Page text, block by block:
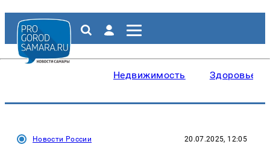
Недвижимость Здоровье
Новости России 20.07.2025, 12:05